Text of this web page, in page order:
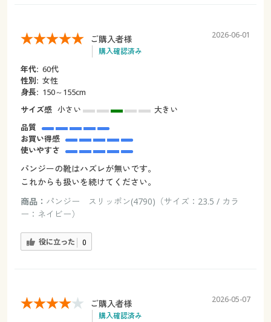
ご購入者様
購入確認済み
2026-06-01
年代: 60代
性別: 女性
身長: 150～155cm
サイズ感 小さい
大きい
品質
お買い得感
使いやすさ
パンジーの靴はハズレが無いです。
これからも扱いを続けてください。
商品： パンジー スリッポン(4790)（サイズ：23.5 / カラ
ー：ネイビー）
役に立った 0
ご購入者様
購入確認済み
2026-05-07